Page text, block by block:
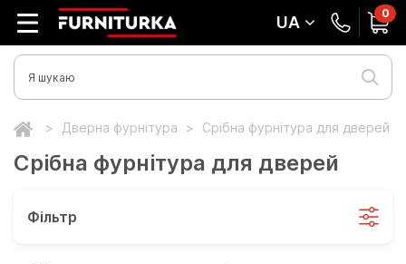
UA 0
Дверна фурнітура Срібна фурнітура для дверей
Срібна фурнітура для дверей
Фільтр